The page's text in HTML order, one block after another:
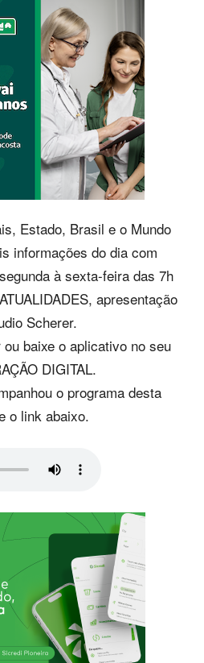
Estado, Brasil e o Mundo
informações do dia com
à sexta-feira das 7h
apresentação
Scherer.
baixe o aplicativo no seu
DIGITAL.
o programa desta
o link abaixo.